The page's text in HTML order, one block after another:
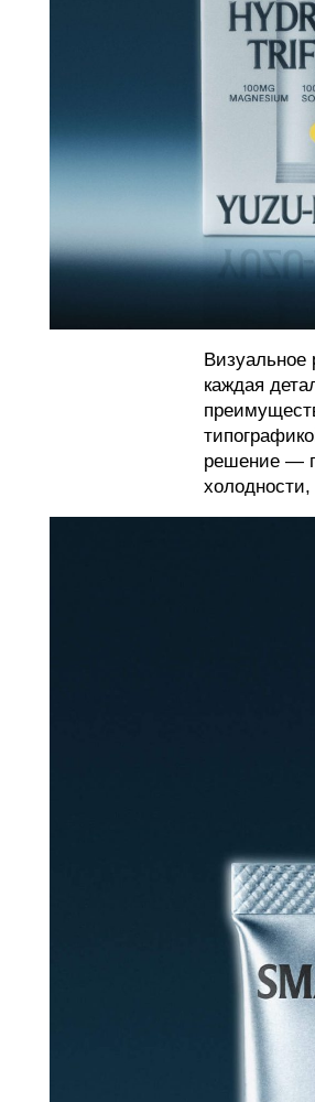
Визуальное
каждая
решение —